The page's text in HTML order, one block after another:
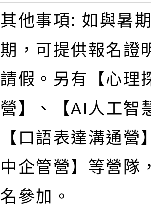
其他事項: 如與暑
期，可提供報名證
請假。另有【心理
營】、【AI人工智
【口語表達溝通營
中企管營】等營隊
名參加。